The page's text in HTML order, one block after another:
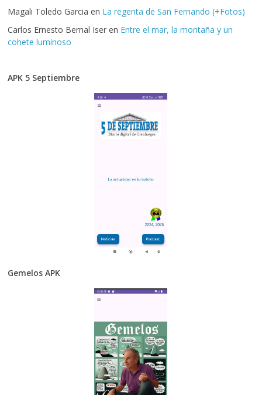
Magali Toledo Garcia en La regenta de San Fernando (+Fotos)
Carlos Ernesto Bernal Iser en Entre el mar, la montaña y un
cohete luminoso
APK 5 Septiembre
Gemelos APK